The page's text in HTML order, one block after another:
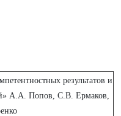
результатов и
А.А. Попов, С.В. Ермаков,